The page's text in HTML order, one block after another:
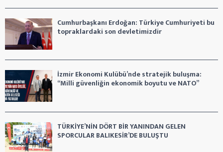
Cumhurbaşkanı Erdoğan: Türkiye Cumhuriyeti bu
topraklardaki son devletimizdir
İzmir Ekonomi Kulübü’nde stratejik buluşma:
“Milli güvenliğin ekonomik boyutu ve NATO”
TÜRKİYE’NİN DÖRT BİR YANINDAN GELEN
SPORCULAR BALIKESİR’DE BULUŞTU